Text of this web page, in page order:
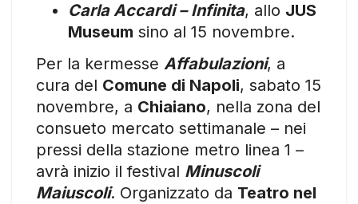
Carla Accardi – Infinita, allo JUS
Museum sino al 15 novembre.
Per la kermesse Affabulazioni, a
cura del Comune di Napoli, sabato 15
novembre, a Chiaiano, nella zona del
consueto mercato settimanale – nei
pressi della stazione metro linea 1 –
avrà inizio il festival Minuscoli
Maiuscoli. Organizzato da Teatro nel